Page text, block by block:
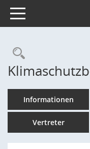
Toggle navigation
Informationen
Vertreter